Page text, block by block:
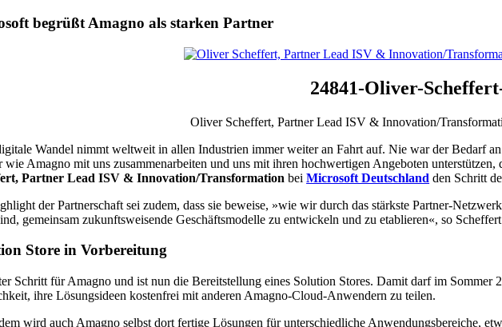
begrüßt Amagno als starken Partner
24841-Oliver-
Oliver Scheffert, Partner Lead ISV & Innovation/
Wandel nimmt weltweit in allen Industrien immer weiter an Fahrt auf. Nie war der Bedarf
wie Amagno mit uns zusammenarbeiten und uns mit ihren hochwertigen Angeboten
Partner Lead ISV & Innovation/Transformation beiMicrosoft Deutschland den Schritt
der Partnerschaft sei zudem, dass sie beweise, »wie wir durch das stärkste Partner-
gemeinsam zukunftsweisende Geschäftsmodelle zu entwickeln und zu etablieren«, so
Store in Vorbereitung
Schritt für Amagno und ist nun die Bereitstellung eines Solution Stores. Damit darf im
ihre Lösungsideen kostenfrei mit anderen Amagno-Cloud-Anwendern zu teilen.
wird auch Amagno selbst dort fertige Lösungen für unterschiedliche Anwendungsbereiche,